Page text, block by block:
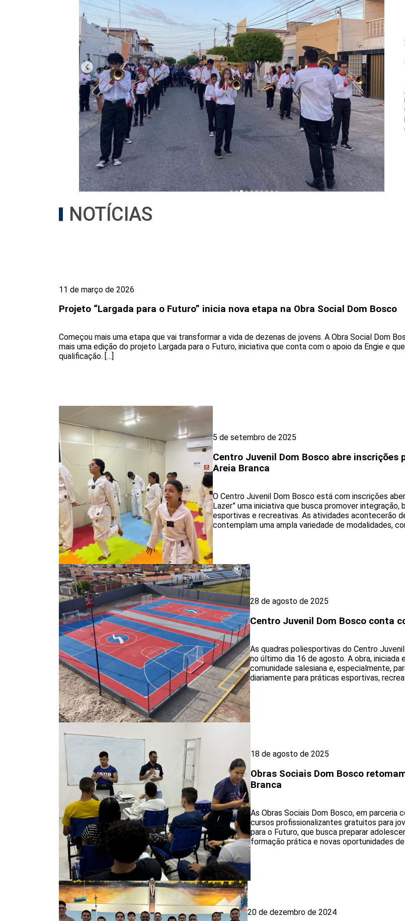
NOTÍCIAS
11 de março de 2026
Projeto “Largada para o Futuro” inicia nova etapa na Obra Social Dom Bosco
Começou mais uma etapa que vai transformar a vida de dezenas de jovens. A Obra Social Dom
mais uma edição do projeto Largada para o Futuro, iniciativa que conta com o apoio da Engie e
qualificação. […]
5 de setembro de 2025
Centro Juvenil Dom Bosco abre inscrições
Areia Branca
O Centro Juvenil Dom Bosco está com inscrições
Lazer” uma iniciativa que busca promover
esportivas e recreativas. As atividades acontecerão
contemplam uma ampla variedade de modalidades,
28 de agosto de 2025
Centro Juvenil Dom Bosco conta
As quadras poliesportivas do Centro
no último dia 16 de agosto. A obra,
comunidade salesiana e, especialmente,
diariamente para práticas esportivas,
18 de agosto de 2025
Obras Sociais Dom Bosco
Branca
As Obras Sociais Dom Bosco, em
cursos profissionalizantes gratuitos para
para o Futuro, que busca preparar
formação prática e novas oportunidades
20 de dezembro de 2024